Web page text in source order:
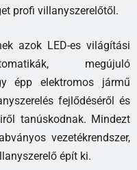
profi villanyszerelőtől.
azok LED-es világítási
megújuló
épp elektromos jármű
fejlődéséről és
tanúskodnak. Mindezt
vezetékrendszer,
épít ki.